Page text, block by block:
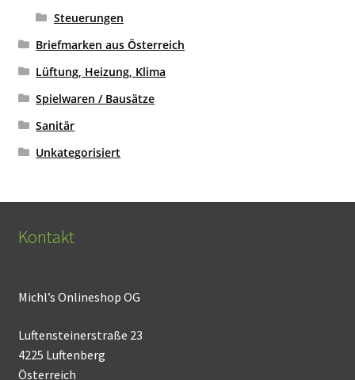
Steuerungen
Briefmarken aus Österreich
Lüftung, Heizung, Klima
Spielwaren / Bausätze
Sanitär
Unkategorisiert
Kontakt
Michl’s Onlineshop OG
Luftensteinerstraße 23
4225 Luftenberg
Österreich